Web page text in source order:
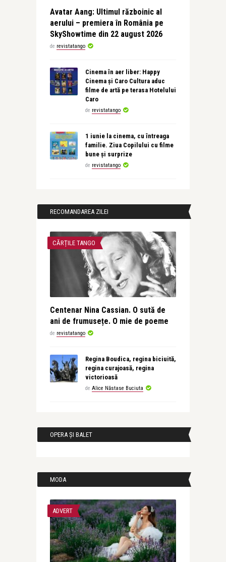
Avatar Aang: Ultimul războinic al
aerului – premiera în România pe
SkyShowtime din 22 august 2026
de revistatango
Cinema în aer liber: Happy
Cinema și Caro Cultura aduc
filme de artă pe terasa Hotelului
Caro
de revistatango
1 iunie la cinema, cu întreaga
familie. Ziua Copilului cu filme
bune și surprize
de revistatango
RECOMANDAREA ZILEI
CĂRȚILE TANGO
Centenar Nina Cassian. O sută de
ani de frumusețe. O mie de poeme
de revistatango
Regina Boudica, regina biciuită,
regina curajoasă, regina
victorioasă
de Alice Năstase Buciuta
OPERA ȘI BALET
MODA
ADVERT